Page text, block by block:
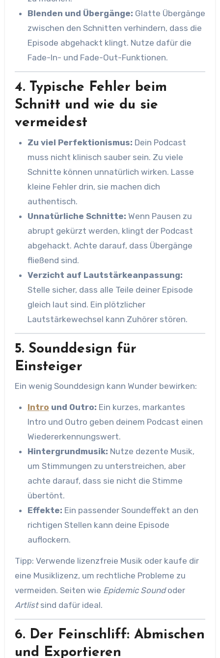
Blenden und Übergänge: Glatte Übergänge
zwischen den Schnitten verhindern, dass die
Episode abgehackt klingt. Nutze dafür die
Fade-In- und Fade-Out-Funktionen.
4. Typische Fehler beim
Schnitt und wie du sie
vermeidest
Zu viel Perfektionismus: Dein Podcast
muss nicht klinisch sauber sein. Zu viele
Schnitte können unnatürlich wirken. Lasse
kleine Fehler drin, sie machen dich
authentisch.
Unnatürliche Schnitte: Wenn Pausen zu
abrupt gekürzt werden, klingt der Podcast
abgehackt. Achte darauf, dass Übergänge
fließend sind.
Verzicht auf Lautstärkeanpassung:
Stelle sicher, dass alle Teile deiner Episode
gleich laut sind. Ein plötzlicher
Lautstärkewechsel kann Zuhörer stören.
5. Sounddesign für
Einsteiger
Ein wenig Sounddesign kann Wunder bewirken:
Intro und Outro: Ein kurzes, markantes
Intro und Outro geben deinem Podcast einen
Wiedererkennungswert.
Hintergrundmusik: Nutze dezente Musik,
um Stimmungen zu unterstreichen, aber
achte darauf, dass sie nicht die Stimme
übertönt.
Effekte: Ein passender Soundeffekt an den
richtigen Stellen kann deine Episode
auflockern.
Tipp: Verwende lizenzfreie Musik oder kaufe dir
eine Musiklizenz, um rechtliche Probleme zu
vermeiden. Seiten wie Epidemic Soundoder
Artlistsind dafür ideal.
6. Der Feinschliff: Abmischen
und Exportieren